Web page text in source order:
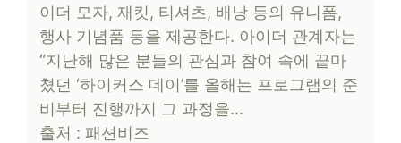
이더 모자, 재킷, 티셔츠, 배낭 등의 유니폼,
행사 기념품 등을 제공한다. 아이더 관계자는
“지난해 많은 분들의 관심과 참여 속에 끝마
쳤던 ‘하이커스 데이’를 올해는 프로그램의 준
비부터 진행까지 그 과정을…
출처 : 패션비즈